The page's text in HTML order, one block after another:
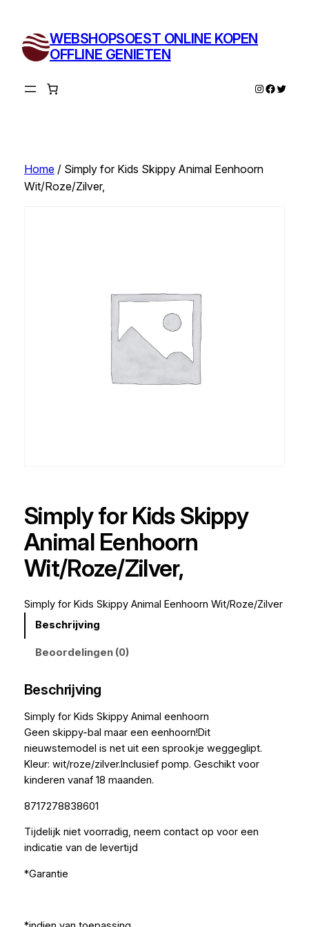
inhoud
WEBSHOPSOEST ONLINE KOPEN
OFFLINE GENIETEN
Instagram
Twitter
Home/ Simply for Kids Skippy Animal Eenhoorn
Wit/Roze/Zilver,
Simply for Kids Skippy
Animal Eenhoorn
Wit/Roze/Zilver,
Simply for Kids Skippy Animal Eenhoorn Wit/Roze/Zilver
Beschrijving
Beoordelingen (0)
Beschrijving
Simply for Kids Skippy Animal eenhoorn
Geen skippy-bal maar een eenhoorn!Dit
nieuwstemodel is net uit een sprookje weggeglipt.
Kleur: wit/roze/zilver.Inclusief pomp. Geschikt voor
kinderen vanaf 18 maanden.
8717278838601
Tijdelijk niet voorradig, neem contact op voor een
indicatie van de levertijd
*Garantie